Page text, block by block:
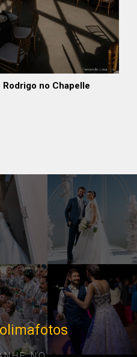
Rodrigo no Chapelle